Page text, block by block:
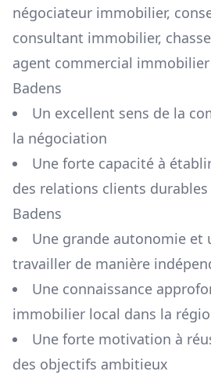
négociateur immobilier,
consultant immobilier,
agent commercial
Badens
Un excellent sens de la
la négociation
Une forte capacité à
des relations clients
Badens
Une grande autonomie et
travailler de manière
Une connaissance
immobilier local dans la
Une forte motivation à
des objectifs ambitieux